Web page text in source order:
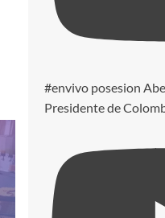
#envivo posesion
Presidente de